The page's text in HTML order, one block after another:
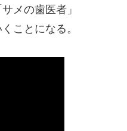
メの歯医者」
ことになる。